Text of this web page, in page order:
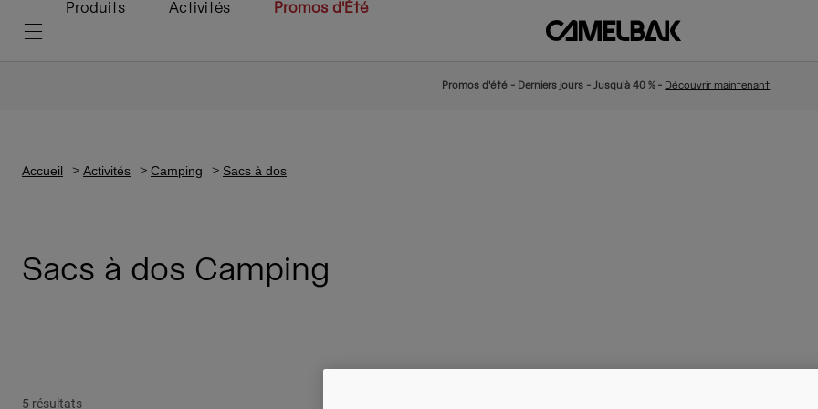
Produits Activités Promos d'Été
Promos d'été - Derniers jours - Jusqu'à 40 % - Découvrir maintenant
Accueil Activités Camping Sacs à dos
Sacs à dos Camping
5 résultats